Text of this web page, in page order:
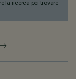
la ricerca per trovare